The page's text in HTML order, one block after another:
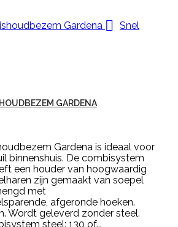

Snel
GARDENA
Gardena is ideaal voor
binnenshuis. De combisystem
een houder van hoogwaardig
zijn gemaakt van soepel
met
afgeronde hoeken.
Wordt geleverd zonder steel.
steel: 130 of...